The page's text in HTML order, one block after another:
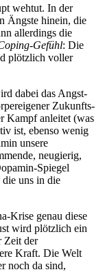
wehtut. In der
Ängste hinein, die
allerdings die
Gefühl: Die
plötzlich voller
dabei das Angst-
Zukunfts-
Kampf anleitet (was
ist, ebenso wenig
unsere
neugierig,
Spiegel
die uns in die
Krise genau diese
wird plötzlich ein
Zeit der
Kraft. Die Welt
noch da sind,